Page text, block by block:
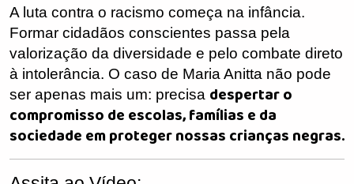
A luta contra o racismo começa na infância.
Formar cidadãos conscientes passa pela
valorização da diversidade e pelo combate direto
à intolerância. O caso de Maria Anitta não pode
ser apenas mais um: precisa despertar o
compromisso de escolas, famílias e da
sociedade em proteger nossas crianças negras.